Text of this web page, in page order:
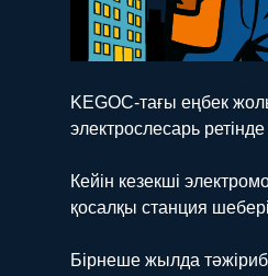
KEGOC-тағы еңбек
электрослесарь
Кейін кезекші
қосалқы станция
Бірнеше жылда